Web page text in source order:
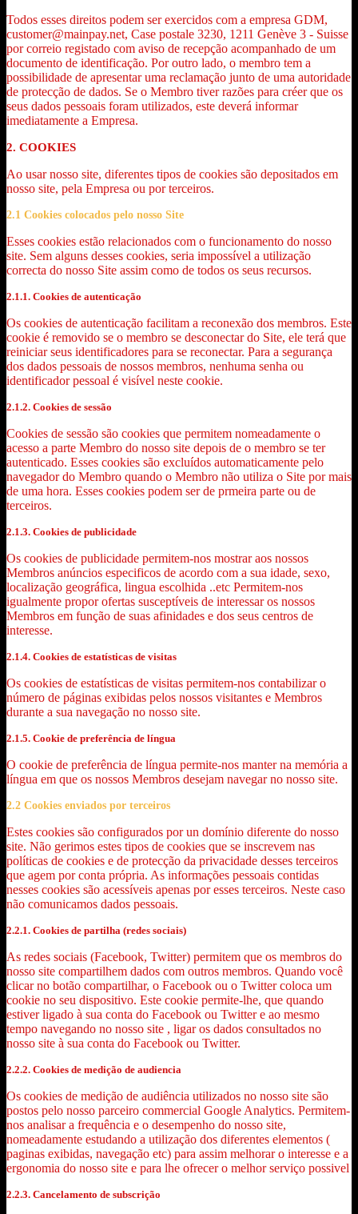
Todos esses direitos podem ser exercidos com a empresa GDM,
customer@mainpay.net, Case postale 3230, 1211 Genève 3 - Suisse
por correio registado com aviso de recepção acompanhado de um
documento de identificação. Por outro lado, o membro tem a
possibilidade de apresentar uma reclamação junto de uma autoridade
de protecção de dados. Se o Membro tiver razões para créer que os
seus dados pessoais foram utilizados, este deverá informar
imediatamente a Empresa.
2. COOKIES
Ao usar nosso site, diferentes tipos de cookies são depositados em
nosso site, pela Empresa ou por terceiros.
2.1 Cookies colocados pelo nosso Site
Esses cookies estão relacionados com o funcionamento do nosso
site. Sem alguns desses cookies, seria impossível a utilização
correcta do nosso Site assim como de todos os seus recursos.
2.1.1. Cookies de autenticação
Os cookies de autenticação facilitam a reconexão dos membros. Este
cookie é removido se o membro se desconectar do Site, ele terá que
reiniciar seus identificadores para se reconectar. Para a segurança
dos dados pessoais de nossos membros, nenhuma senha ou
identificador pessoal é visível neste cookie.
2.1.2. Cookies de sessão
Cookies de sessão são cookies que permitem nomeadamente o
acesso a parte Membro do nosso site depois de o membro se ter
autenticado. Esses cookies são excluídos automaticamente pelo
navegador do Membro quando o Membro não utiliza o Site por mais
de uma hora. Esses cookies podem ser de prmeira parte ou de
terceiros.
2.1.3. Cookies de publicidade
Os cookies de publicidade permitem-nos mostrar aos nossos
Membros anúncios especificos de acordo com a sua idade, sexo,
localização geográfica, lingua escolhida ..etc Permitem-nos
igualmente propor ofertas susceptíveis de interessar os nossos
Membros em função de suas afinidades e dos seus centros de
interesse.
2.1.4. Cookies de estatísticas de visitas
Os cookies de estatísticas de visitas permitem-nos contabilizar o
número de páginas exibidas pelos nossos visitantes e Membros
durante a sua navegação no nosso site.
2.1.5. Cookie de preferência de língua
O cookie de preferência de língua permite-nos manter na memória a
língua em que os nossos Membros desejam navegar no nosso site.
2.2 Cookies enviados por terceiros
Estes cookies são configurados por un domínio diferente do nosso
site. Não gerimos estes tipos de cookies que se inscrevem nas
políticas de cookies e de protecção da privacidade desses terceiros
que agem por conta própria. As informações pessoais contidas
nesses cookies são acessíveis apenas por esses terceiros. Neste caso
não comunicamos dados pessoais.
2.2.1. Cookies de partilha (redes sociais)
As redes sociais (Facebook, Twitter) permitem que os membros do
nosso site compartilhem dados com outros membros. Quando você
clicar no botão compartilhar, o Facebook ou o Twitter coloca um
cookie no seu dispositivo. Este cookie permite-lhe, que quando
estiver ligado à sua conta do Facebook ou Twitter e ao mesmo
tempo navegando no nosso site , ligar os dados consultados no
nosso site à sua conta do Facebook ou Twitter.
2.2.2. Cookies de medição de audiencia
Os cookies de medição de audiência utilizados no nosso site são
postos pelo nosso parceiro commercial Google Analytics. Permitem-
nos analisar a frequência e o desempenho do nosso site,
nomeadamente estudando a utilização dos diferentes elementos (
paginas exibidas, navegação etc) para assim melhorar o interesse e a
ergonomia do nosso site e para lhe ofrecer o melhor serviço possivel
2.2.3. Cancelamento de subscrição